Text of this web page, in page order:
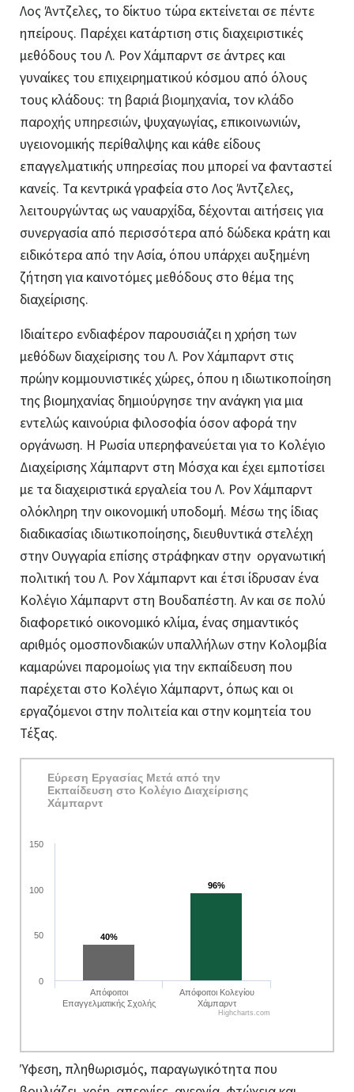
Λος Άντζελες, το δίκτυο τώρα εκτείνεται σε πέντε
ηπείρους. Παρέχει κατάρτιση στις διαχειριστικές
μεθόδους του Λ. Ρον Χάμπαρντ σε άντρες και
γυναίκες του επιχειρηματικού κόσμου από όλους
τους κλάδους: τη βαριά βιομηχανία, τον κλάδο
παροχής υπηρεσιών, ψυχαγωγίας, επικοινωνιών,
υγειονομικής περίθαλψης και κάθε είδους
επαγγελματικής υπηρεσίας που μπορεί να φανταστεί
κανείς. Τα κεντρικά γραφεία στο Λος Άντζελες,
λειτουργώντας ως ναυαρχίδα, δέχονται αιτήσεις για
συνεργασία από περισσότερα από δώδεκα κράτη και
ειδικότερα από την Ασία, όπου υπάρχει αυξημένη
ζήτηση για καινοτόμες μεθόδους στο θέμα της
διαχείρισης.
Ιδιαίτερο ενδιαφέρον παρουσιάζει η χρήση των
μεθόδων διαχείρισης του Λ. Ρον Χάμπαρντ στις
πρώην κομμουνιστικές χώρες, όπου η ιδιωτικοποίηση
της βιομηχανίας δημιούργησε την ανάγκη για μια
εντελώς καινούρια φιλοσοφία όσον αφορά την
οργάνωση. Η Ρωσία υπερηφανεύεται για το Κολέγιο
Διαχείρισης Χάμπαρντ στη Μόσχα και έχει εμποτίσει
με τα διαχειριστικά εργαλεία του Λ. Ρον Χάμπαρντ
ολόκληρη την οικονομική υποδομή. Μέσω της ίδιας
διαδικασίας ιδιωτικοποίησης, διευθυντικά στελέχη
στην Ουγγαρία επίσης στράφηκαν στην οργανωτική
πολιτική του Λ. Ρον Χάμπαρντ και έτσι ίδρυσαν ένα
Κολέγιο Χάμπαρντ στη Βουδαπέστη. Αν και σε πολύ
διαφορετικό οικονομικό κλίμα, ένας σημαντικός
αριθμός ομοσπονδιακών υπαλλήλων στην Κολομβία
καμαρώνει παρομοίως για την εκπαίδευση που
παρέχεται στο Κολέγιο Χάμπαρντ, όπως και οι
εργαζόμενοι στην πολιτεία και στην κομητεία του
Τέξας.
40%
40%
96%
96%
Απόφοιτοι
Επαγγελματικής Σχολής
Απόφοιτοι Κολεγίου
Χάμπαρντ
0
50
100
150
Highcharts.com
Εύρεση Εργασίας Μετά από την
Εκπαίδευση στο Κολέγιο Διαχείρισης
Χάμπαρντ
Ύφεση, πληθωρισμός, παραγωγικότητα που